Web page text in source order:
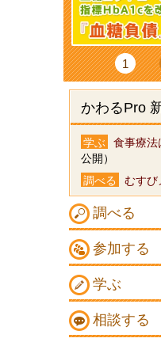
1
かわるPro
学ぶ 食事療法
公開）
調べる
むすび
調べる
参加する
学ぶ
相談する